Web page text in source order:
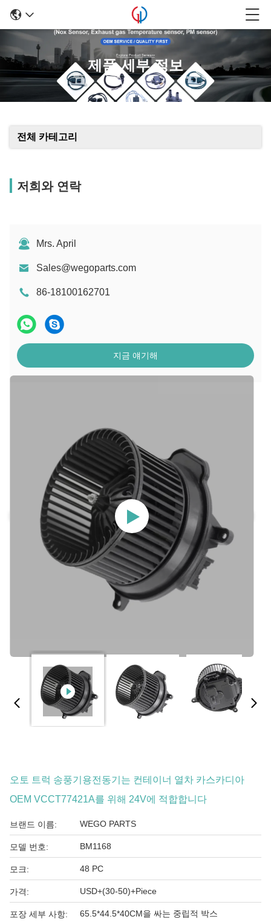
제품 세부 정보
전체 카테고리
저희와 연락
Mrs. April
Sales@wegoparts.com
86-18100162701
지금 얘기해
오토 트럭 송풍기용전동기는 컨테이너 열차 카스카디아
OEM VCCT77421A를 위해 24V에 적합합니다
브랜드 이름: WEGO PARTS
모델 번호: BM1168
모크: 48 PC
가격: USD+(30-50)+Piece
포장 세부 사항: 65.5*44.5*40CM을 싸는 중립적 박스